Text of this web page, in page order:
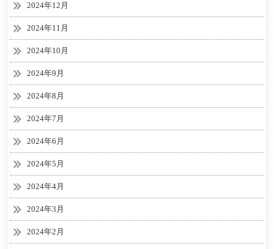
2024年12月
2024年11月
2024年10月
2024年9月
2024年8月
2024年7月
2024年6月
2024年5月
2024年4月
2024年3月
2024年2月